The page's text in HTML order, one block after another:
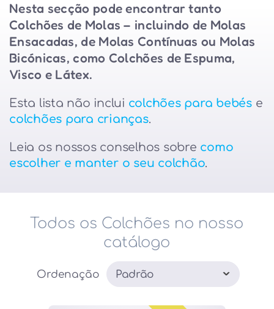
Nesta secção pode encontrar tanto
Colchões de Molas – incluindo de Molas
Ensacadas, de Molas Contínuas ou Molas
Bicónicas, como Colchões de Espuma,
Visco e Látex.
Esta lista não inclui colchões para bebése
colchões para crianças.
Leia os nossos conselhos sobre como
escolher e manter o seu colchão.
Todos os Colchões no nosso
catálogo
Ordenação